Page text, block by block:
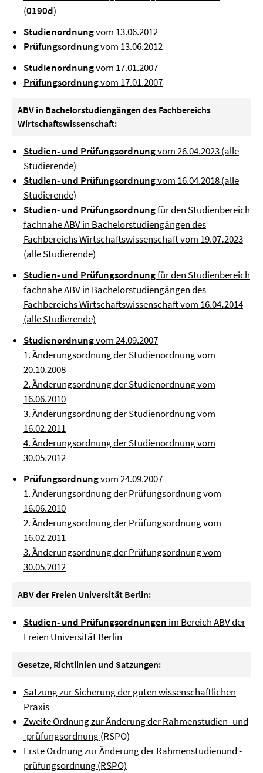
(0190d)
Studienordnungvom 13.06.2012
Prüfungsordnungvom 13.06.2012
Studienordnungvom 17.01.2007
Prüfungsordnungvom 17.01.2007
ABV in Bachelorstudiengängen des Fachbereichs
Wirtschaftswissenschaft:
Studien- und Prüfungsordnungvom 26.04.2023 (alle
Studierende)
Studien- und Prüfungsordnungvom 16.04.2018 (alle
Studierende)
Studien- und Prüfungsordnungfür den Studienbereich
fachnahe ABV in Bachelorstudiengängen des
Fachbereichs Wirtschaftswissenschaft vom 19.07.2023
(alle Studierende)
Studien- und Prüfungsordnungfür den Studienbereich
fachnahe ABV in Bachelorstudiengängen des
Fachbereichs Wirtschaftswissenschaft vom 16.04.2014
(alle Studierende)
Studienordnungvom 24.09.2007
1. Änderungsordnung der Studienordnung vom
20.10.2008
2. Änderungsordnung der Studienordnung vom
16.06.2010
3. Änderungsordnung der Studienordnung vom
16.02.2011
4. Änderungsordnung der Studienordnung vom
30.05.2012
Prüfungsordnungvom 24.09.2007
1. Änderungsordnung der Prüfungsordnung vom
16.06.2010
2. Änderungsordnung der Prüfungsordnung vom
16.02.2011
3. Änderungsordnung der Prüfungsordnung vom
30.05.2012
ABV der Freien Universität Berlin:
Studien- und Prüfungsordnungen im Bereich ABV der
Freien Universität Berlin
Gesetze, Richtlinien und Satzungen:
Satzung zur Sicherung der guten wissenschaftlichen
Praxis
Zweite Ordnung zur Änderung der Rahmenstudien- und
-prüfungsordnung(RSPO)
Erste Ordnung zur Änderung der Rahmenstudienund -
prüfungsordnung (RSPO)